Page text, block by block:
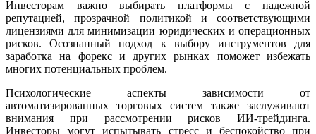
Инвесторам важно выбирать платформы с надежной
репутацией, прозрачной политикой и соответствующими
лицензиями для минимизации юридических и операционных
рисков. Осознанный подход к выбору инструментов для
заработка на форекс и других рынках поможет избежать
многих потенциальных проблем.
Психологические аспекты зависимости от
автоматизированных торговых систем также заслуживают
внимания при рассмотрении рисков ИИ-трейдинга.
Инвесторы могут испытывать стресс и беспокойство при